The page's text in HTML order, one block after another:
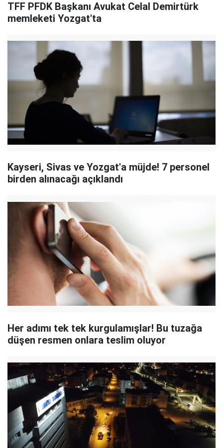
TFF PFDK Başkanı Avukat Celal Demirtürk
memleketi Yozgat'ta
Kayseri, Sivas ve Yozgat'a müjde! 7 personel
birden alınacağı açıklandı
Her adımı tek tek kurgulamışlar! Bu tuzağa
düşen resmen onlara teslim oluyor